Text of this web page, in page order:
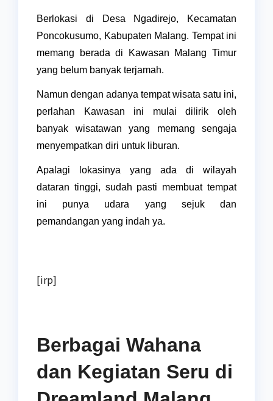
Berlokasi di Desa Ngadirejo, Kecamatan
Poncokusumo, Kabupaten Malang. Tempat ini
memang berada di Kawasan Malang Timur
yang belum banyak terjamah.
Namun dengan adanya tempat wisata satu ini,
perlahan Kawasan ini mulai dilirik oleh
banyak wisatawan yang memang sengaja
menyempatkan diri untuk liburan.
Apalagi lokasinya yang ada di wilayah
dataran tinggi, sudah pasti membuat tempat
ini punya udara yang sejuk dan
pemandangan yang indah ya.
[irp]
Berbagai Wahana
dan Kegiatan Seru di